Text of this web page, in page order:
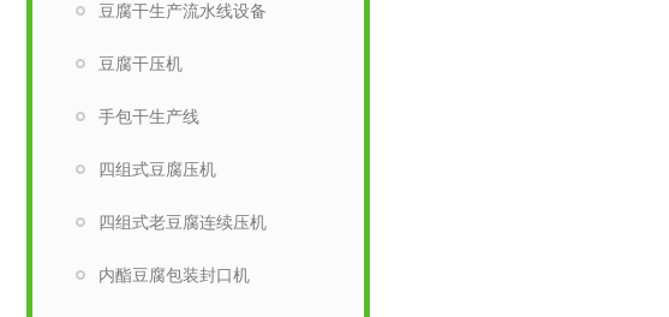
豆腐干生产流水线设备
豆腐干压机
手包干生产线
四组式豆腐压机
四组式老豆腐连续压机
内酯豆腐包装封口机